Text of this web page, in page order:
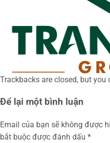
Trackbacks are closed, but you
Để lại một bình luận
Email của bạn sẽ không được
bắt buộc được đánh dấu *